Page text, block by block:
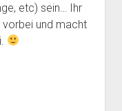
(360°)
etc) sein… Ihr
und macht